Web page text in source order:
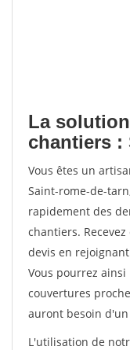
La
chantiers :
Vous êtes un
Saint-rome-de-
rapidement des
chantiers.
devis en
Vous pourrez ainsi
couvertures
auront besoin
L'utilisation de